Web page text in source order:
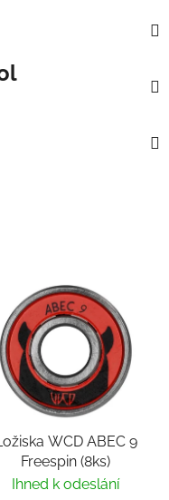
WCD ABEC 9
Freespin (8ks)
Ihned k odeslání